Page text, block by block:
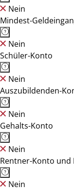
Nein
Mindest-
Nein
Schüler-Konto
Nein
Auszubildenden-
Nein
Gehalts-Konto
Nein
Rentner-Konto und
Nein